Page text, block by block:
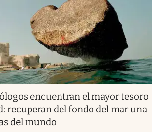
encuentran el mayor tesoro
recuperan del fondo del mar una
del mundo